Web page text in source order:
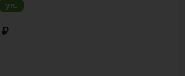
уп.
₽